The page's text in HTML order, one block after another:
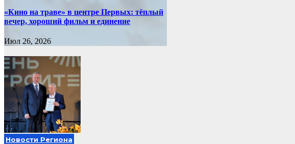
«Кино на траве» в центре Первых: тёплый
вечер, хороший фильм и единение
Июл 26, 2026
Новости Региона